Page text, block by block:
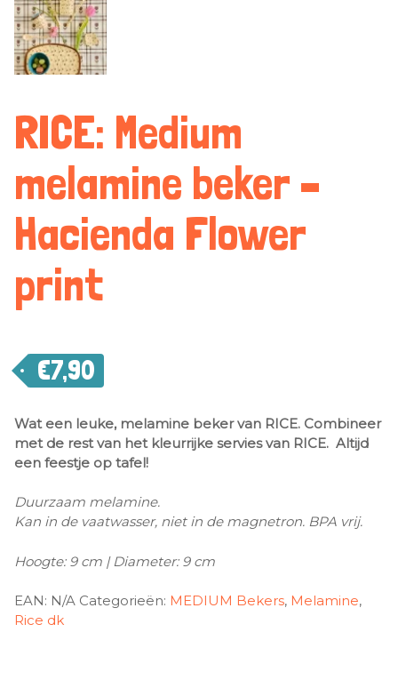
RICE: Medium
melamine beker –
Hacienda Flower
print
€7,90
Wat een leuke, melamine beker van RICE. Combineer
met de rest van het kleurrijke servies van RICE. Altijd
een feestje op tafel!
Duurzaam melamine.
Kan in de vaatwasser, niet in de magnetron. BPA vrij.
Hoogte: 9 cm | Diameter: 9 cm
EAN: N/A Categorieën: MEDIUM Bekers, Melamine,
Rice dk